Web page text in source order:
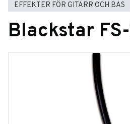
EFFEKTER FÖR GITARR OCH BAS
Blackstar